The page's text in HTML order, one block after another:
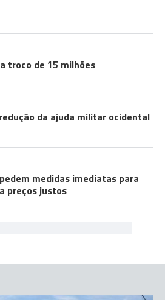
troco de 15 milhões
da ajuda militar ocidental
medidas imediatas para
preços justos